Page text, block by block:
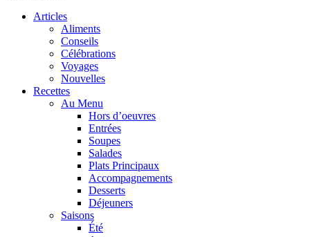
Articles
Aliments
Conseils
Célébrations
Voyages
Nouvelles
Recettes
Au Menu
Hors d’oeuvres
Entrées
Soupes
Salades
Plats Principaux
Accompagnements
Desserts
Déjeuners
Saisons
Été